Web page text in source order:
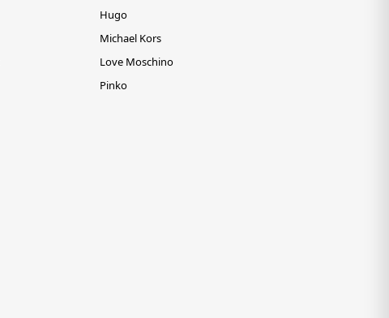
Hugo
Michael Kors
Love Moschino
Pinko